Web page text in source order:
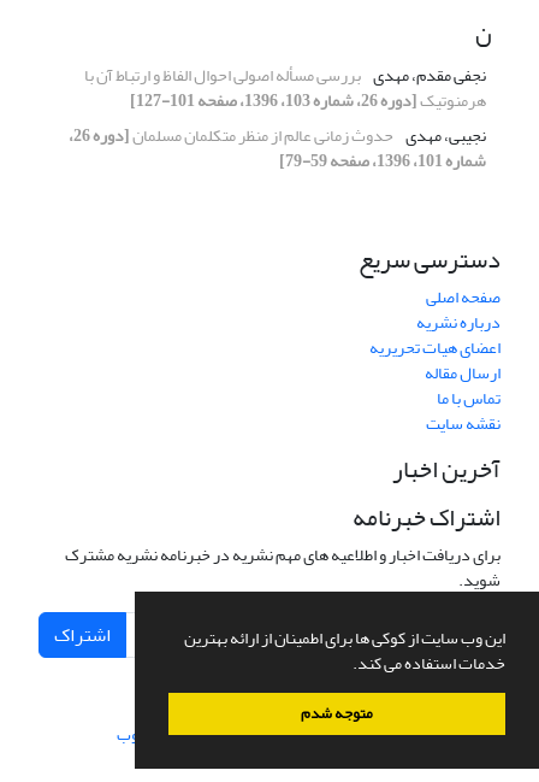
این وب سایت از کوکی ها برای اطمینان از ارائه بهترین
خدمات استفاده می کند.
متوجه شدم
ن
نجفی مقدم، مهدی بررسی مسأله اصولی احوال الفاظ و ارتباط آن با
هرمنوتیک[دوره 26، شماره 103، 1396، صفحه 101-127]
نجیبی، مهدی حدوث زمانی عالم از منظر متکلمان مسلمان [دوره 26،
شماره 101، 1396، صفحه 59-79]
دسترسی سریع
صفحه اصلی
درباره نشریه
اعضای هیات تحریریه
ارسال مقاله
تماس با ما
نقشه سایت
آخرین اخبار
اشتراک خبرنامه
برای دریافت اخبار و اطلاعیه های مهم نشریه در خبرنامه نشریه مشترک
شوید.
اشتراک
سامانه مدیریت نشریات علمی.طراحی و پیاده سازی از سیناوب